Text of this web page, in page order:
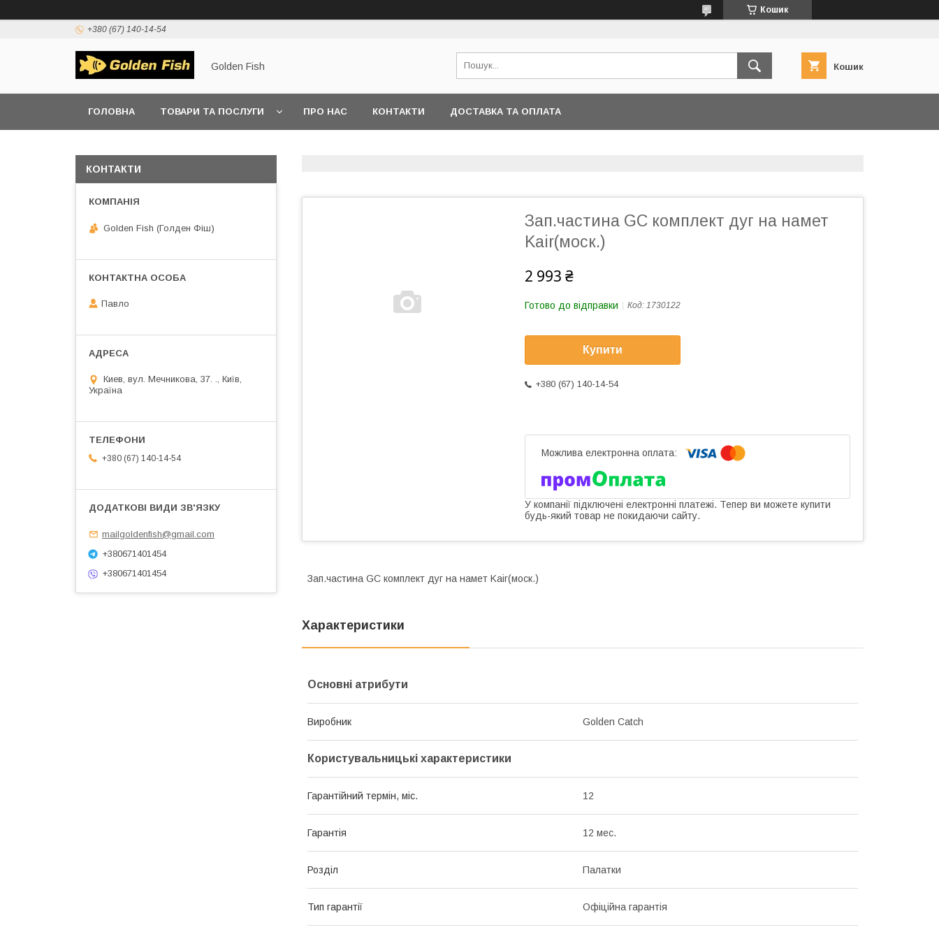
Кошик
+380 (67) 140-14-54
Golden Fish Кошик
ГОЛОВНА ТОВАРИ ТА ПОСЛУГИ ПРО НАС КОНТАКТИ ДОСТАВКА ТА ОПЛАТА
Зап.частина GC комплект дуг на намет
Kair(моск.)
2 993 ₴
Готово до відправки Код: 1730122
Купити
+380 (67) 140-14-54
У компанії підключені електронні платежі. Тепер ви можете купити
будь-який товар не покидаючи сайту.
Зап.частина GC комплект дуг на намет Kair(моск.)
Характеристики
Основні атрибути
Виробник Golden Catch
Користувальницькі характеристики
Гарантійний термін, міс. 12
Гарантія 12 мес.
Розділ Палатки
Тип гарантії Офіційна гарантія
КОНТАКТИ
Golden Fish (Голден Фіш)
Павло
Киев, вул. Мечникова, 37. ., Київ,
Україна
+380 (67) 140-14-54
mailgoldenfish@gmail.com
+380671401454
+380671401454